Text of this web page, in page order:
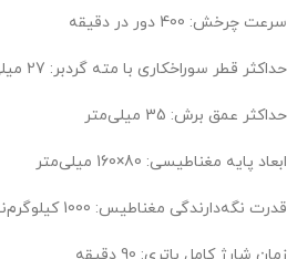
سرعت چرخش: 400 دور در دقیقه
حداکثر قطر سوراخکاری با مته گردبر: 27 میلی‌متر
حداکثر عمق برش: 35 میلی‌متر
ابعاد پایه مغناطیسی: 80×160 میلی‌متر
قدرت نگه‌دارندگی مغناطیس: 1000 کیلوگرم‌نیرو
زمان شارژ کامل باتری: 90 دقیقه